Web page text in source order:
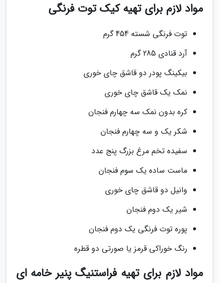
مواد لازم برای تهیه کیک توت فرنگی
توت فرنگی شسته 454 گرم
آرد قنادی 285 گرم
بیکینگ پودر دو قاشق چای خوری
نمک یک قاشق چای خوری
کره بدون نمک سه چهارم فنجان
شکر یک و سه چهارم فنجان
سفیده تخم مرغ بزرگ پنج عدد
ماست ساده یک سوم فنجان
وانیل دو قاشق چای خوری
شیر یک دوم فنجان
پوره توت فرنگی یک دوم فنجان
رنگ خوراکی قرمز یا صورتی دو قطره
مواد لازم برای تهیه فراستنیگ پنیر خامه ای